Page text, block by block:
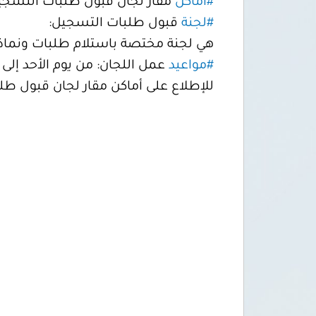
#أماكن مقار لجان قبول طلبات
#لجنة قبول طلبات التسجيل:
هي لجنة مختصة باستلام طلبات
#مواعيد عمل اللجان: من يوم الأحد إلى يوم الخميس
للإطلاع على أماكن مقار لجان قبول